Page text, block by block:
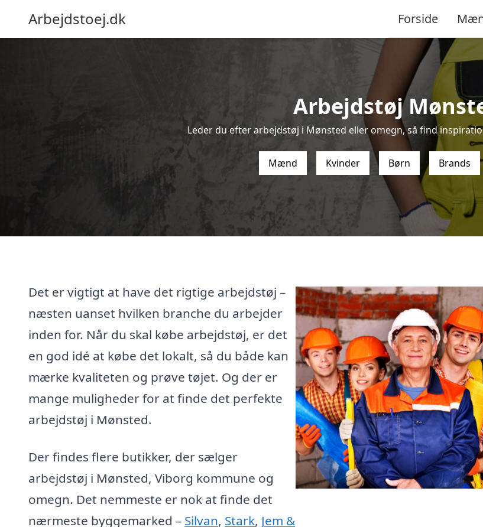
Arbejdstoej.dk Forside
Arbejdstøj
Leder du efter arbejdstøj i Mønsted eller omegn, så find
Mænd Kvinder Børn Brands
Det er vigtigt at have det rigtige arbejdstøj –
næsten uanset hvilken branche du arbejder
inden for. Når du skal købe arbejdstøj, er det
en god idé at købe det lokalt, så du både kan
mærke kvaliteten og prøve tøjet. Og der er
mange muligheder for at finde det perfekte
arbejdstøj i Mønsted.
Der findes flere butikker, der sælger
arbejdstøj i Mønsted, Viborg kommune og
omegn. Det nemmeste er nok at finde det
nærmeste byggemarked – Silvan, Stark, Jem &